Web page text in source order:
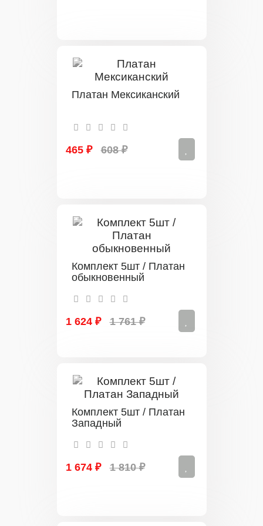
Платан Мексиканский
465 ₽ 608 ₽
Комплект 5шт / Платан
обыкновенный
1 624 ₽ 1 761 ₽
Комплект 5шт / Платан
Западный
1 674 ₽ 1 810 ₽